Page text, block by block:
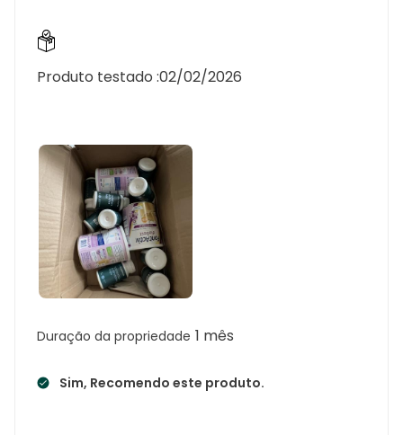
Duração da propriedade 1 mês
Sim, Recomendo este produto.
Produto testado :02/02/2026